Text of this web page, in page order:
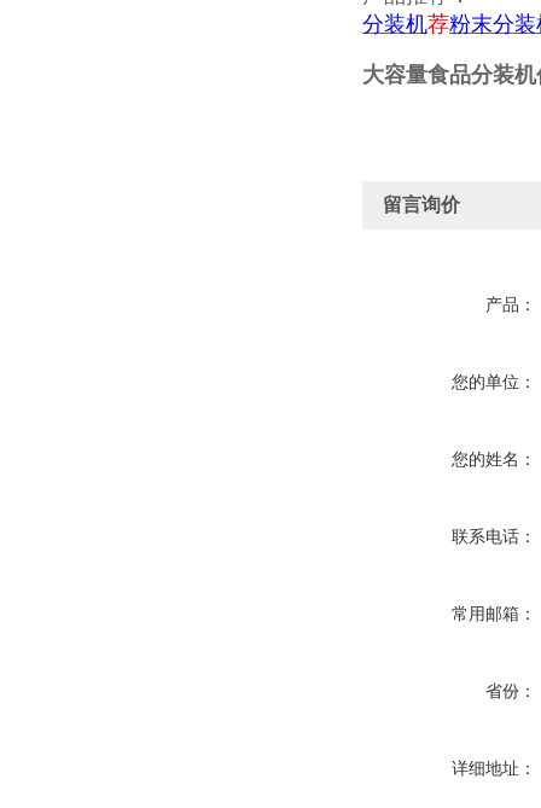
分装机荐粉末分装
大容量食品分装
留言询价
产品：
您的单位：
您的姓名：
联系电话：
常用邮箱：
省份：
详细地址：